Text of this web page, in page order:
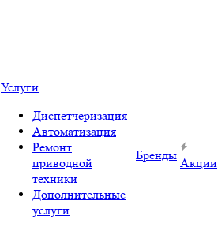
Услуги
Диспетчеризация
Автоматизация
Ремонт
приводной
техники
Дополнительные
услуги
Бренды
Акции